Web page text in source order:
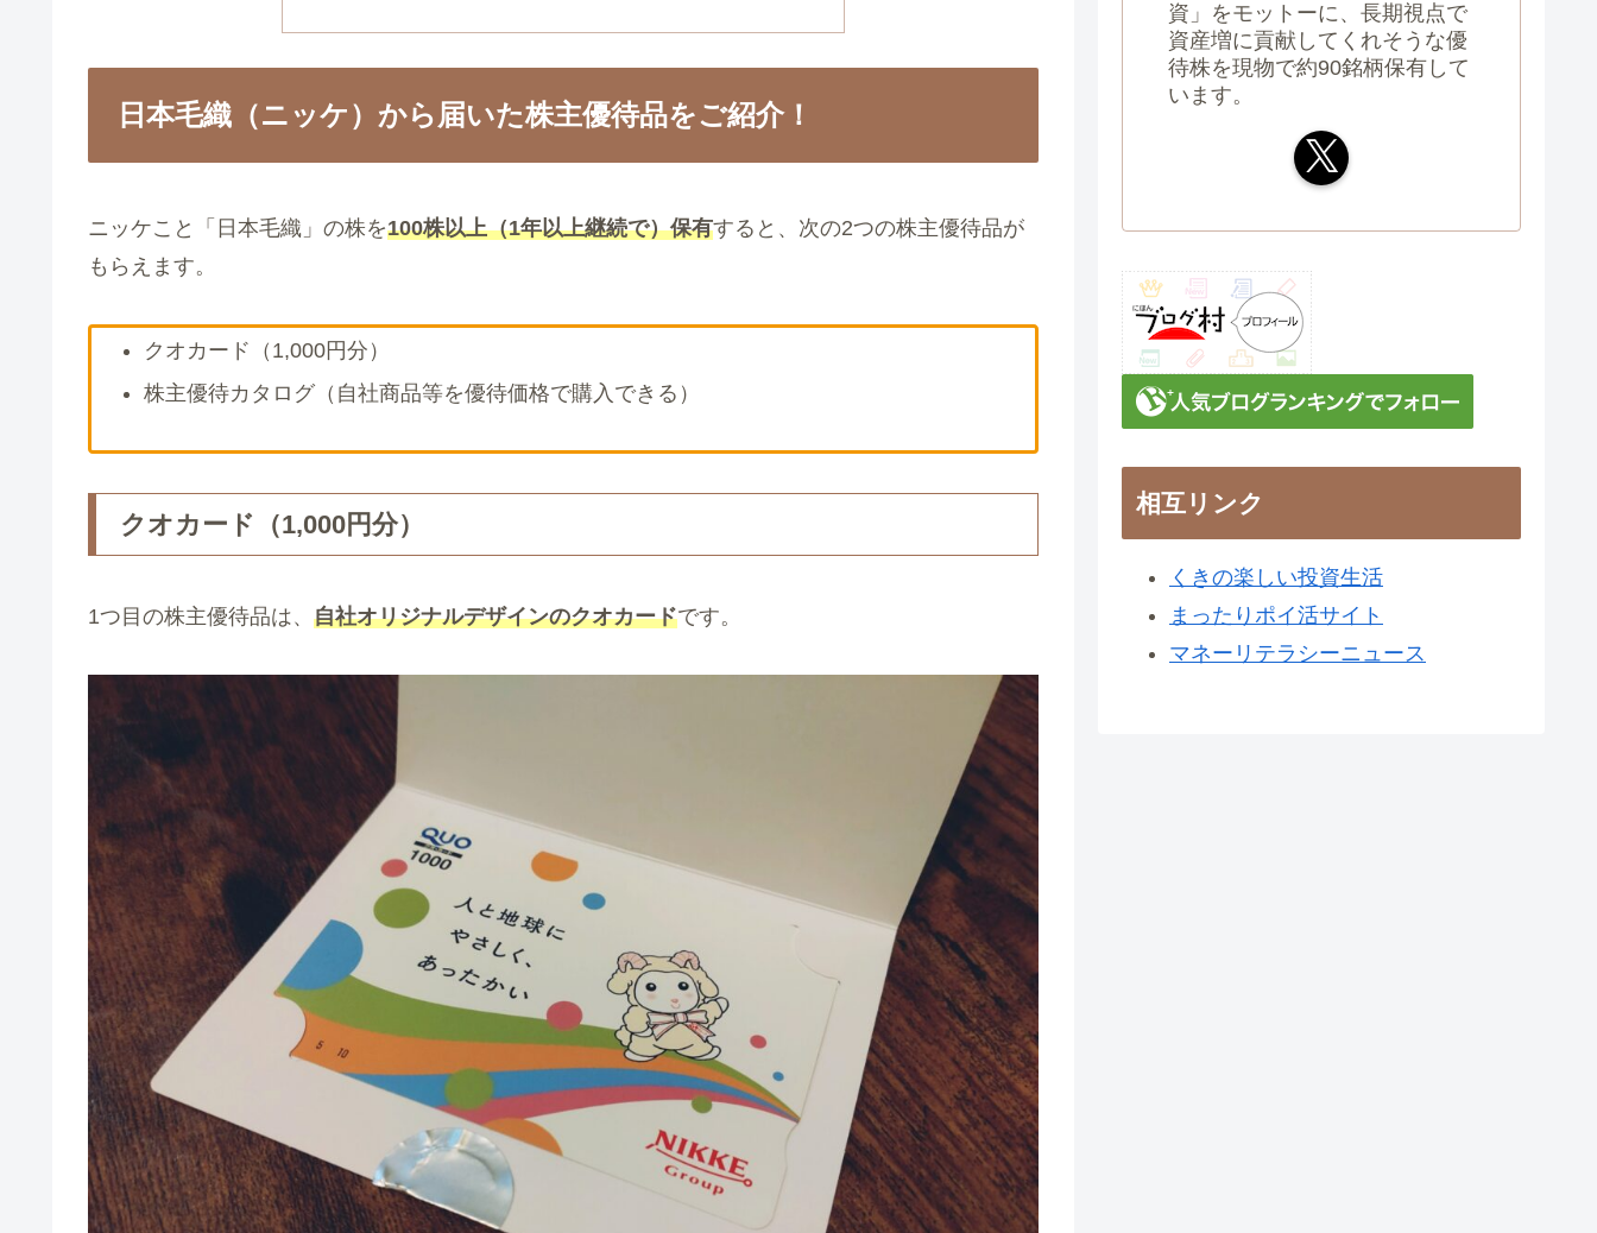
日本毛織（ニッケ）から届いた株主優待品をご紹介！
ニッケこと「日本毛織」の株を100株以上（1年以上継続で）保有すると、次の2つの株主優待品が
もらえます。
クオカード（1,000円分）
株主優待カタログ（自社商品等を優待価格で購入できる）
クオカード（1,000円分）
1つ目の株主優待品は、 自社オリジナルデザインのクオカードです。
資」をモットーに、長期視点で
資産増に貢献してくれそうな優
待株を現物で約90銘柄保有して
います。
相互リンク
くきの楽しい投資生活
まったりポイ活サイト
マネーリテラシーニュース